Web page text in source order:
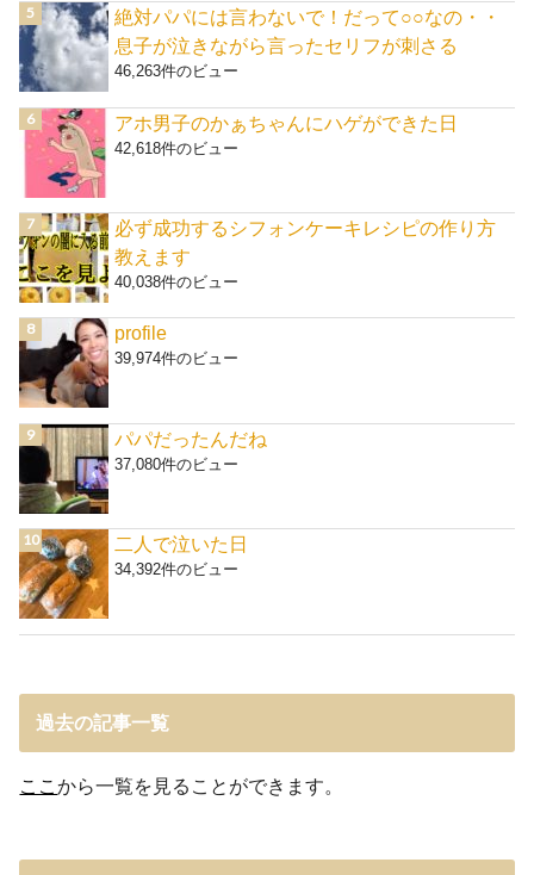
絶対パパには言わないで！だって○○なの・・
息子が泣きながら言ったセリフが刺さる
46,263件のビュー
アホ男子のかぁちゃんにハゲができた日
42,618件のビュー
必ず成功するシフォンケーキレシピの作り方
教えます
40,038件のビュー
profile
39,974件のビュー
パパだったんだね
37,080件のビュー
二人で泣いた日
34,392件のビュー
過去の記事一覧
ここから一覧を見ることができます。